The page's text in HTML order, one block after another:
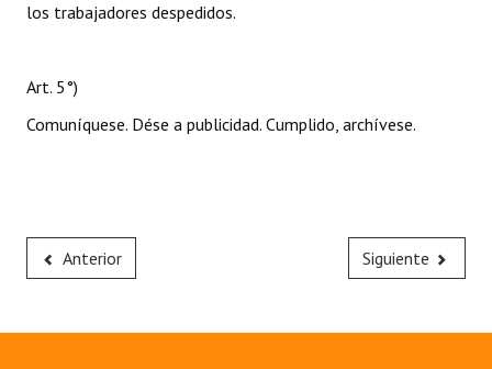
los trabajadores despedidos.
Art. 5°)
Comuníquese. Dése a publicidad. Cumplido, archívese.
Anterior Siguiente